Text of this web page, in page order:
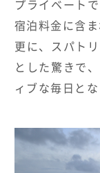
プライベート
宿泊料金に含
更に、スパト
とした驚きで
ィブな毎日とな